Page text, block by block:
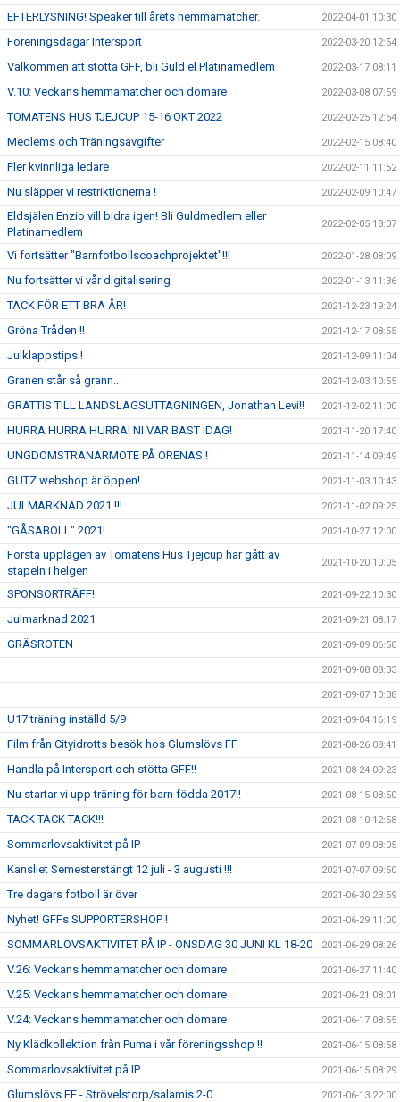
EFTERLYSNING! Speaker till årets hemmamatcher. 2022-04-01 10:30
Föreningsdagar Intersport 2022-03-20 12:54
Välkommen att stötta GFF, bli Guld el Platinamedlem 2022-03-17 08:11
V.10: Veckans hemmamatcher och domare 2022-03-08 07:59
TOMATENS HUS TJEJCUP 15-16 OKT 2022 2022-02-25 12:54
Medlems och Träningsavgifter 2022-02-15 08:40
Fler kvinnliga ledare 2022-02-11 11:52
Nu släpper vi restriktionerna ! 2022-02-09 10:47
Eldsjälen Enzio vill bidra igen! Bli Guldmedlem eller
Platinamedlem
2022-02-05 18:07
Vi fortsätter "Barnfotbollscoachprojektet"!!! 2022-01-28 08:09
Nu fortsätter vi vår digitalisering 2022-01-13 11:36
TACK FÖR ETT BRA ÅR! 2021-12-23 19:24
Gröna Tråden !! 2021-12-17 08:55
Julklappstips ! 2021-12-09 11:04
Granen står så grann.. 2021-12-03 10:55
GRATTIS TILL LANDSLAGSUTTAGNINGEN, Jonathan Levi!! 2021-12-02 11:00
HURRA HURRA HURRA! NI VAR BÄST IDAG! 2021-11-20 17:40
UNGDOMSTRÄNARMÖTE PÅ ÖRENÄS ! 2021-11-14 09:49
GUTZ webshop är öppen! 2021-11-03 10:43
JULMARKNAD 2021 !!! 2021-11-02 09:25
"GÅSABOLL" 2021! 2021-10-27 12:00
Första upplagen av Tomatens Hus Tjejcup har gått av
stapeln i helgen
2021-10-20 10:05
SPONSORTRÄFF! 2021-09-22 10:30
Julmarknad 2021 2021-09-21 08:17
GRÄSROTEN 2021-09-09 06:50
2021-09-08 08:33
2021-09-07 10:38
U17 träning inställd 5/9 2021-09-04 16:19
Film från Cityidrotts besök hos Glumslövs FF 2021-08-26 08:41
Handla på Intersport och stötta GFF!! 2021-08-24 09:23
Nu startar vi upp träning för barn födda 2017!! 2021-08-15 08:50
TACK TACK TACK!!! 2021-08-10 12:58
Sommarlovsaktivitet på IP 2021-07-09 08:05
Kansliet Semesterstängt 12 juli - 3 augusti !!! 2021-07-07 09:50
Tre dagars fotboll är över 2021-06-30 23:59
Nyhet! GFFs SUPPORTERSHOP ! 2021-06-29 11:00
SOMMARLOVSAKTIVITET PÅ IP - ONSDAG 30 JUNI KL 18-20 2021-06-29 08:26
V.26: Veckans hemmamatcher och domare 2021-06-27 11:40
V.25: Veckans hemmamatcher och domare 2021-06-21 08:01
V.24: Veckans hemmamatcher och domare 2021-06-17 08:55
Ny Klädkollektion från Puma i vår föreningsshop !! 2021-06-15 08:58
Sommarlovsaktivitet på IP 2021-06-15 08:29
Glumslövs FF - Strövelstorp/salamis 2-0 2021-06-13 22:00